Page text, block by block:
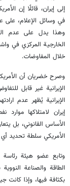
إلى إيران، قائلًا إن
في وسائل الإعلام،
وهذا يدل على عدم
الخارجية المركزي في
خلال المفاوضات.
وصرح خضريان أن
الإيرانية غير قابل
الإيرانية يُظهر عدم
إيران لامتلاكها
الأساس القانوني، بل
الأمريكي سلطة تحديد أي
وتابع عضو هيئة
الطاقة والصناعة
بكثافة فيها، وإذا كانت